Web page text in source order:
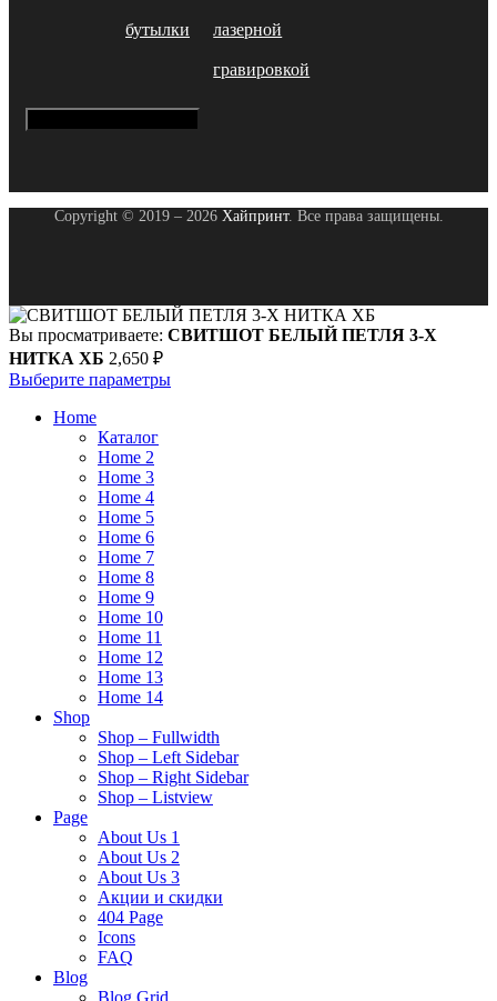
бутылки лазерной
гравировкой
Copyright © 2019 – 2026 Хайпринт. Все права защищены.
Вы просматриваете: СВИТШОТ БЕЛЫЙ ПЕТЛЯ 3-Х
НИТКА ХБ 2,650 ₽
Выберите параметры
Home
Каталог
Home 2
Home 3
Home 4
Home 5
Home 6
Home 7
Home 8
Home 9
Home 10
Home 11
Home 12
Home 13
Home 14
Shop
Shop – Fullwidth
Shop – Left Sidebar
Shop – Right Sidebar
Shop – Listview
Page
About Us 1
About Us 2
About Us 3
Акции и скидки
404 Page
Icons
FAQ
Blog
Blog Grid